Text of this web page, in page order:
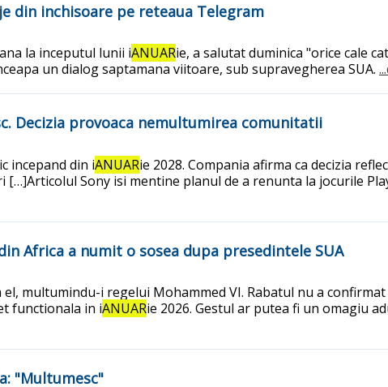
din inchisoare pe reteaua Telegram
la inceputul lunii iANUARie, a salutat duminica "orice cale
un dialog saptamana viitoare, sub supravegherea SUA.
Decizia provoaca nemultumirea comunitatii
incepand din iANUARie 2028. Compania afirma ca decizia
Sony isi mentine planul de a renunta la jocurile
Africa a numit o sosea dupa presedintele SUA
multumindu-i regelui Mohammed VI. Rabatul nu a confirmat
functionala in iANUARie 2026. Gestul ar putea fi un omagiu
"Multumesc"